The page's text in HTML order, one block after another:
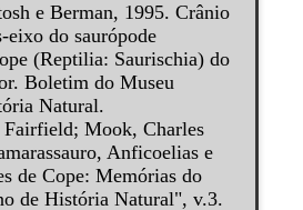
e Berman, 1995. Crânio
eixo do saurópode
(Reptilia: Saurischia) do
Boletim do Museu
Natural.
Mook, Charles
Anficoelias e
de Cope: Memórias do
de História Natural", v.3.